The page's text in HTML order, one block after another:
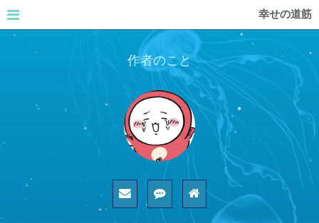
幸せの道筋
作者のこと